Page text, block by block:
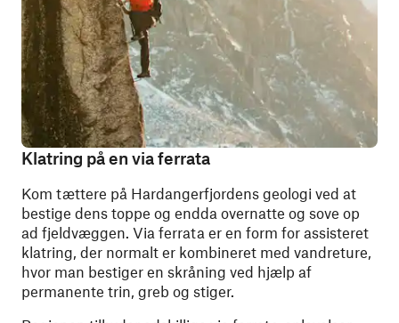
Klatring på en via ferrata
Kom tættere på Hardangerfjordens geologi ved at
bestige dens toppe og endda overnatte og sove op
ad fjeldvæggen. Via ferrata er en form for assisteret
klatring, der normalt er kombineret med vandreture,
hvor man bestiger en skråning ved hjælp af
permanente trin, greb og stiger.